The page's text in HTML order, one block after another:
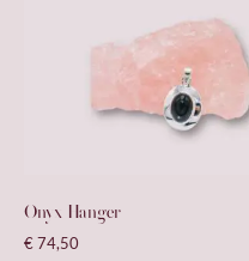
Onyx Hanger
€74,50